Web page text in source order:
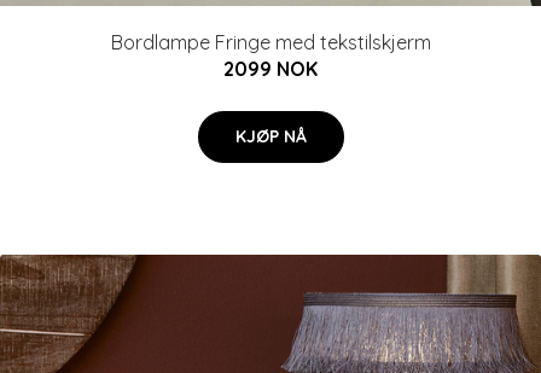
Bordlampe Fringe med tekstilskjerm
2099 NOK
KJØP NÅ